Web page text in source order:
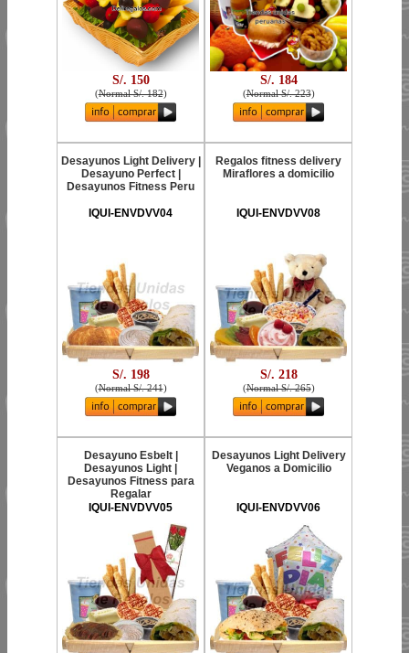
S/. 150
(Normal S/. 182)
S/. 184
(Normal S/. 223)
Desayunos Light Delivery |
Desayuno Perfect |
Desayunos Fitness Peru
IQUI-ENVDVV04
S/. 198
(Normal S/. 241)
Regalos fitness delivery
Miraflores a domicilio
IQUI-ENVDVV08
S/. 218
(Normal S/. 265)
Desayuno Esbelt |
Desayunos Light |
Desayunos Fitness para
Regalar
IQUI-ENVDVV05
Desayunos Light Delivery
Veganos a Domicilio
IQUI-ENVDVV06